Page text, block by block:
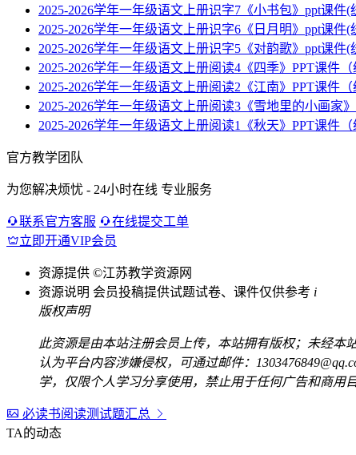
2025-2026学年一年级语文上册识字7《小书包》ppt课件(
2025-2026学年一年级语文上册识字6《日月明》ppt课件(
2025-2026学年一年级语文上册识字5《对韵歌》ppt课件(
2025-2026学年一年级语文上册阅读4《四季》PPT课件（
2025-2026学年一年级语文上册阅读2《江南》PPT课件（
2025-2026学年一年级语文上册阅读3《雪地里的小画家》
2025-2026学年一年级语文上册阅读1《秋天》PPT课件（
官方教学团队
为您解决烦忧 - 24小时在线 专业服务
联系官方客服
在线提交工单
立即开通VIP会员
资源提供 ©江苏教学资源网
资源说明 会员投稿提供试题试卷、课件仅供参考 i
版权声明
此资源是由本站注册会员上传，本站拥有版权；未经本
认为平台内容涉嫌侵权，可通过邮件：
学，仅限个人学习分享使用，禁止用于任何广告和商用目
必读书阅读测试题汇总
TA的动态